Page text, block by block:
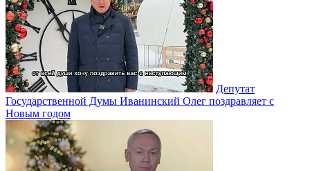
Депутат
Государственной Думы Иванинский Олег поздравляет с
Новым годом